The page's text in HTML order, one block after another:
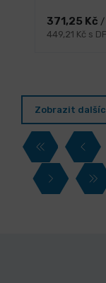
371,25 Kč /
449,21 Kč s
Zobrazit